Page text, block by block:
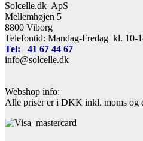
Solcelle.dk ApS
Mellemhøjen 5
8800 Viborg
Telefontid: Mandag-Fredag kl. 10-
Tel: 41 67 44 67
info@solcelle.dk
Webshop info:
Alle priser er i DKK inkl. moms og